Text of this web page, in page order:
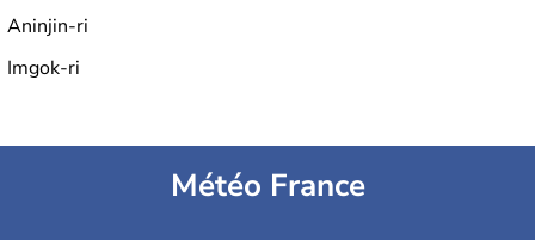
Aninjin-ri
Imgok-ri
Météo France